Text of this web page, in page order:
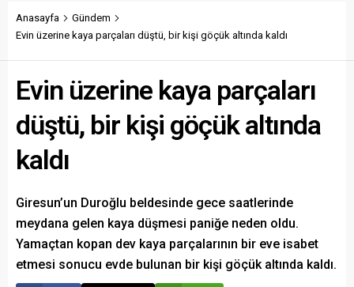
Anasayfa
Gündem
Evin üzerine kaya parçaları düştü, bir kişi göçük altında kaldı
Evin üzerine kaya parçaları
düştü, bir kişi göçük altında
kaldı
Giresun’un Duroğlu beldesinde gece saatlerinde
meydana gelen kaya düşmesi paniğe neden oldu.
Yamaçtan kopan dev kaya parçalarının bir eve isabet
etmesi sonucu evde bulunan bir kişi göçük altında kaldı.